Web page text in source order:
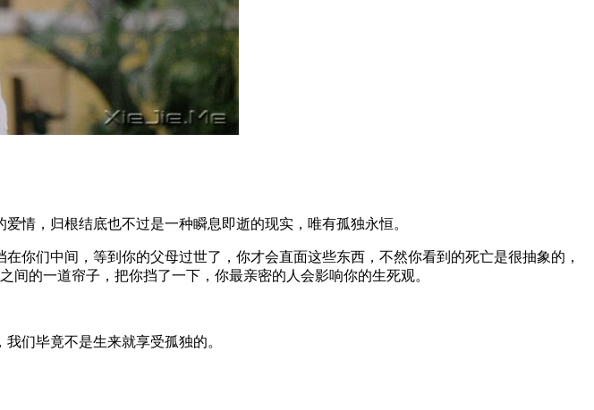
情，归根结底也不过是一种瞬息即逝的现实，唯有孤独永恒。
你们中间，等到你的父母过世了，你才会直面这些东西，不然你看到的死亡是很抽象的，
的一道帘子，把你挡了一下，你最亲密的人会影响你的生死观。
们毕竟不是生来就享受孤独的。